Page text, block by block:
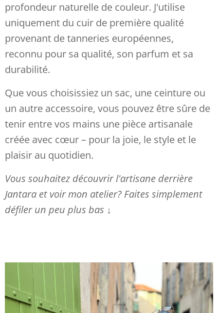
profondeur naturelle de couleur. J'utilise
uniquement du cuir de première qualité
provenant de tanneries européennes,
reconnu pour sa qualité, son parfum et sa
durabilité.
Que vous choisissiez un sac, une ceinture ou
un autre accessoire, vous pouvez être sûre de
tenir entre vos mains une pièce artisanale
créée avec cœur – pour la joie, le style et le
plaisir au quotidien.
Vous souhaitez découvrir l'artisane derrière
Jantara et voir mon atelier? Faites simplement
défiler un peu plus bas ↓